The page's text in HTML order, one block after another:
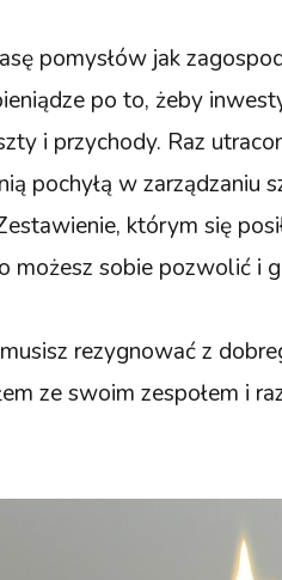
pomysłów jak
po to, żeby
i przychody. Raz
pochyłą w zarządzaniu
którym się
możesz sobie pozwolić i
rezygnować z
ze swoim zespołem i